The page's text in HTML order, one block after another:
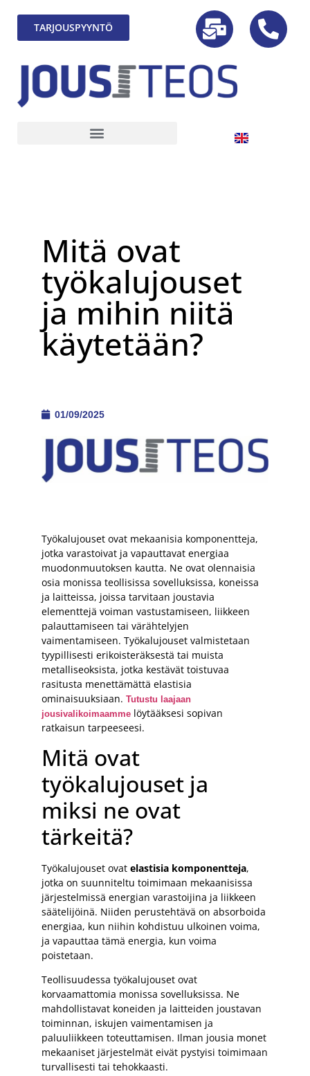
TARJOUSPYYNTÖ
Mitä ovat
työkalujouset
ja mihin niitä
käytetään?
01/09/2025
Työkalujouset ovat mekaanisia komponentteja,
jotka varastoivat ja vapauttavat energiaa
muodonmuutoksen kautta. Ne ovat olennaisia
osia monissa teollisissa sovelluksissa, koneissa
ja laitteissa, joissa tarvitaan joustavia
elementtejä voiman vastustamiseen, liikkeen
palauttamiseen tai värähtelyjen
vaimentamiseen. Työkalujouset valmistetaan
tyypillisesti erikoisteräksestä tai muista
metalliseoksista, jotka kestävät toistuvaa
rasitusta menettämättä elastisia
ominaisuuksiaan. Tutustu laajaan
jousivalikoimaamme löytääksesi sopivan
ratkaisun tarpeeseesi.
Mitä ovat
työkalujouset ja
miksi ne ovat
tärkeitä?
Työkalujouset ovat elastisia komponentteja,
jotka on suunniteltu toimimaan mekaanisissa
järjestelmissä energian varastoijina ja liikkeen
säätelijöinä. Niiden perustehtävä on absorboida
energiaa, kun niihin kohdistuu ulkoinen voima,
ja vapauttaa tämä energia, kun voima
poistetaan.
Teollisuudessa työkalujouset ovat
korvaamattomia monissa sovelluksissa. Ne
mahdollistavat koneiden ja laitteiden joustavan
toiminnan, iskujen vaimentamisen ja
paluuliikkeen toteuttamisen. Ilman jousia monet
mekaaniset järjestelmät eivät pystyisi toimimaan
turvallisesti tai tehokkaasti.